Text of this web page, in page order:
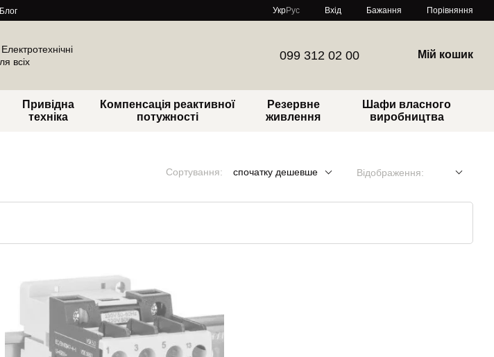
Блог УкрРус Вхід Бажання Порівняння
099 312 02 00 Мій кошик
Привідна
техніка
Компенсація реактивної
потужності
Резервне
живлення
Шафи власного
виробництва
Сортування: спочатку дешевше Відображення: